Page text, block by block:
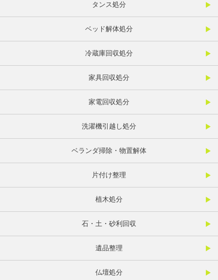
タンス処分
ベッド解体処分
冷蔵庫回収処分
家具回収処分
家電回収処分
洗濯機引越し処分
ベランダ掃除・物置解体
片付け整理
植木処分
石・土・砂利回収
遺品整理
仏壇処分